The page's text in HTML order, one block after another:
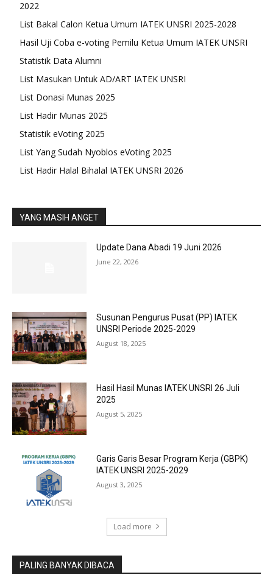
2022
List Bakal Calon Ketua Umum IATEK UNSRI 2025-2028
Hasil Uji Coba e-voting Pemilu Ketua Umum IATEK UNSRI
Statistik Data Alumni
List Masukan Untuk AD/ART IATEK UNSRI
List Donasi Munas 2025
List Hadir Munas 2025
Statistik eVoting 2025
List Yang Sudah Nyoblos eVoting 2025
List Hadir Halal Bihalal IATEK UNSRI 2026
YANG MASIH ANGET
Update Dana Abadi 19 Juni 2026
June 22, 2026
Susunan Pengurus Pusat (PP) IATEK
UNSRI Periode 2025-2029
August 18, 2025
Hasil Hasil Munas IATEK UNSRI 26 Juli
2025
August 5, 2025
Garis Garis Besar Program Kerja (GBPK)
IATEK UNSRI 2025-2029
August 3, 2025
Load more
PALING BANYAK DIBACA